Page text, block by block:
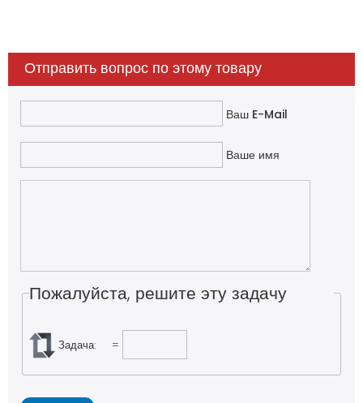
Отправить вопрос по этому товару
Ваш E-Mail
Ваше имя
Пожалуйста, решите эту задачу
Задача: =